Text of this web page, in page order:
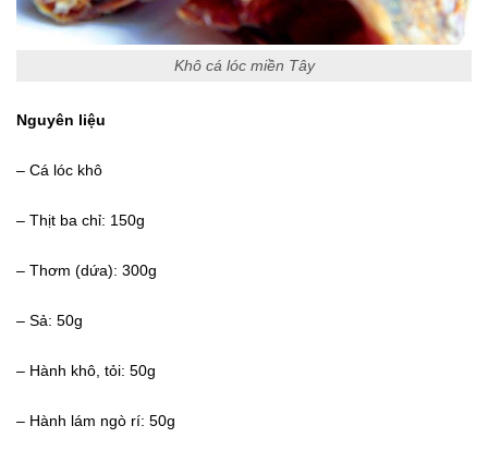
Khô cá lóc miền Tây
Nguyên liệu
– Cá lóc khô
– Thịt ba chỉ: 150g
– Thơm (dứa): 300g
– Sả: 50g
– Hành khô, tỏi: 50g
– Hành lám ngò rí: 50g